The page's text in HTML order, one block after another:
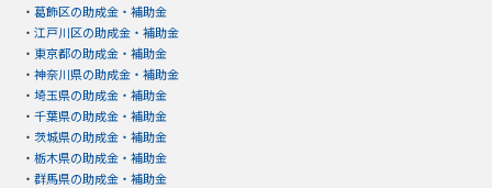
・ 葛飾区の助成金・補助金
・ 江戸川区の助成金・補助金
・ 東京都の助成金・補助金
・ 神奈川県の助成金・補助金
・ 埼玉県の助成金・補助金
・ 千葉県の助成金・補助金
・ 茨城県の助成金・補助金
・ 栃木県の助成金・補助金
・ 群馬県の助成金・補助金